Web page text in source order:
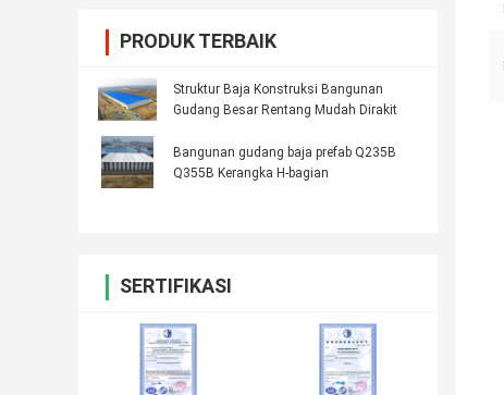
PRODUK TERBAIK
Struktur Baja Konstruksi Bangunan
Gudang Besar Rentang Mudah Dirakit
Bangunan gudang baja prefab Q235B
Q355B Kerangka H-bagian
SERTIFIKASI